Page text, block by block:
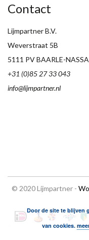
Contact
Lijmpartner B.V.
Weverstraat 5B
5111 PV BAARLE-
+31 (0)85 27 33 043
info@lijmpartner.nl
© 2020 Lijmpartner -
Door de site te blijven
van cookies.